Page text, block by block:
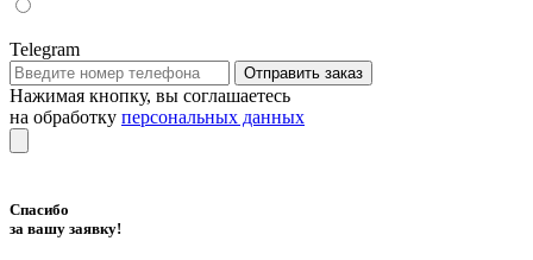
Telegram
Отправить заказ
Нажимая кнопку, вы соглашаетесь
на обработку персональных данных
Спасибо
за вашу заявку!